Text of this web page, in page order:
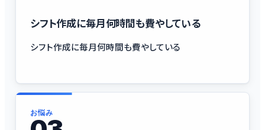
シフト作成に毎月何時間も費やしている
シフト作成に毎月何時間も費やしている
お悩み